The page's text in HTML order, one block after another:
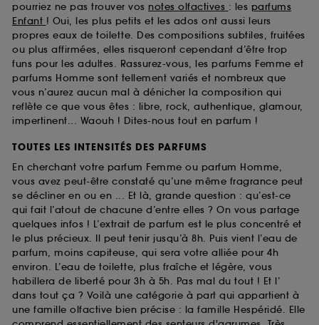
pourriez ne pas trouver vos notes olfactives : les parfums
Enfant ! Oui, les plus petits et les ados ont aussi leurs
propres eaux de toilette. Des compositions subtiles, fruitées
ou plus affirmées, elles risqueront cependant d’être trop
funs pour les adultes. Rassurez-vous, les parfums Femme et
parfums Homme sont tellement variés et nombreux que
vous n’aurez aucun mal à dénicher la composition qui
reflète ce que vous êtes : libre, rock, authentique, glamour,
impertinent... Waouh ! Dites-nous tout en parfum !
TOUTES LES INTENSITÉS DES PARFUMS
En cherchant votre parfum Femme ou parfum Homme,
vous avez peut-être constaté qu’une même fragrance peut
se décliner en ou en ... Et là, grande question : qu’est-ce
qui fait l’atout de chacune d’entre elles ? On vous partage
quelques infos ! L’extrait de parfum est le plus concentré et
le plus précieux. Il peut tenir jusqu’à 8h. Puis vient l’eau de
parfum, moins capiteuse, qui sera votre alliée pour 4h
environ. L’eau de toilette, plus fraîche et légère, vous
habillera de liberté pour 3h à 5h. Pas mal du tout ! Et l’
dans tout ça ? Voilà une catégorie à part qui appartient à
une famille olfactive bien précise : la famille Hespéridé. Elle